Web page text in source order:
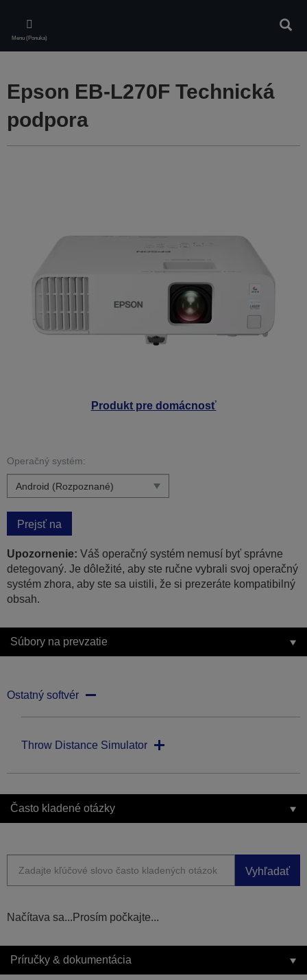
main
content
Menu (Ponuka)
Produkt pre domácnosť
Epson EB-L270F Technická
podpora
Operačný systém:
Prejsť na
Upozornenie: Váš operačný systém nemusí byť správne
detegovaný. Je dôležité, aby ste ručne vybrali svoj operačný
systém zhora, aby ste sa uistili, že si prezeráte kompatibilný
obsah.
Súbory na prevzatie
Ostatný softvér
Throw Distance Simulator
Často kladené otázky
Vyhľadať
Načítava sa...Prosím počkajte...
Príručky & dokumentácia